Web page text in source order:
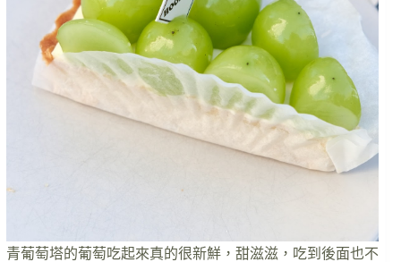
青葡萄塔的葡萄吃起來真的很新鮮，甜滋滋，吃到後面也不